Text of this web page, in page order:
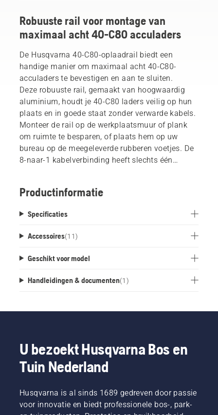
Robuuste rail voor montage van
maximaal acht 40-C80 acculaders
De Husqvarna 40-C80-oplaadrail biedt een
handige manier om maximaal acht 40-C80-
acculaders te bevestigen en aan te sluiten.
Deze robuuste rail, gemaakt van hoogwaardig
aluminium, houdt je 40-C80 laders veilig op hun
plaats en in goede staat zonder verwarde kabels.
Monteer de rail op de werkplaatsmuur of plank
om ruimte te besparen, of plaats hem op uw
bureau op de meegeleverde rubberen voetjes. De
8-naar-1 kabelverbinding heeft slechts één
Productinformatie
Specificaties
Accessoires(11)
Geschikt voor model
Handleidingen & documenten(1 )
U bezoekt Husqvarna Bos en
Tuin Nederland
Husqvarna is al sinds 1689 gedreven door passie
voor innovatie en biedt professionele bos-, park-